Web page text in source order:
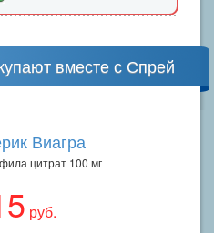
вместе с Спрей
Виагра
цитрат 100 мг
руб.